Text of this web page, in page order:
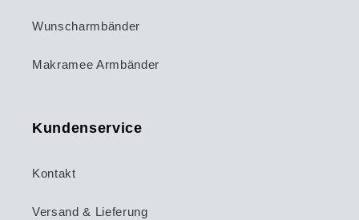
Wunscharmbänder
Makramee Armbänder
Kundenservice
Kontakt
Versand & Lieferung